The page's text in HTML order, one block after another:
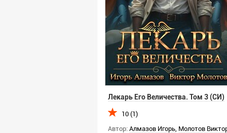
Лекарь Его Величества. Том 3 (СИ)
10 (1)
Автор: Алмазов Игорь, Молотов